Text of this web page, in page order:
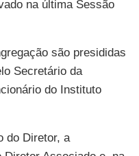
na última Sessão
são presididas
Secretário da
do Instituto
do Diretor, a